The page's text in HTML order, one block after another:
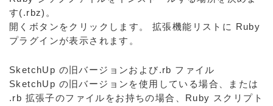
す(.rbz)。
開くボタンをクリックします。 拡張機能リストに Ruby
プラグインが表示されます。
SketchUp の旧バージョンおよび.rb ファイル
SketchUp の旧バージョンを使用している場合、または
.rb 拡張子のファイルをお持ちの場合、Ruby スクリプト